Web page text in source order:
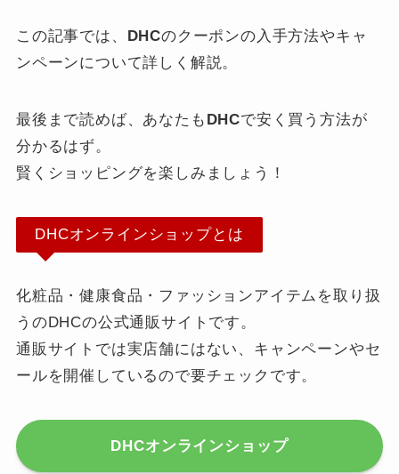
この記事では、 DHCのクーポンの入手方法やキャ
ンペーンについて詳しく解説。
最後まで読めば、あなたも DHCで安く買う方法が
分かるはず。
賢くショッピングを楽しみましょう！
DHCオンラインショップとは
化粧品・健康食品・ファッションアイテムを取り扱
うのDHCの公式通販サイトです。
通販サイトでは実店舗にはない、キャンペーンやセ
ールを開催しているので要チェックです。
DHCオンラインショップ